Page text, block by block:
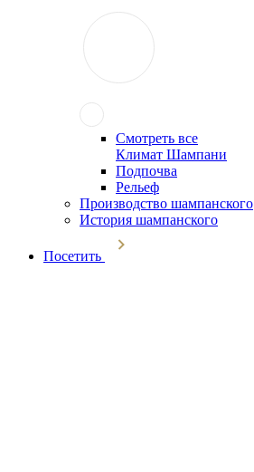
Смотреть все
Климат Шампани
Подпочва
Рельеф
Производство шампанского
История шампанского
Посетить